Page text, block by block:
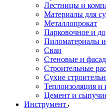
Лестницы и
Материалы для
Металлопрокат
Парковочное и
Пиломатериалы и
Сваи
Стеновые и
Строительные
Сухие
Теплоизоляция
Цемент и
Инструмент